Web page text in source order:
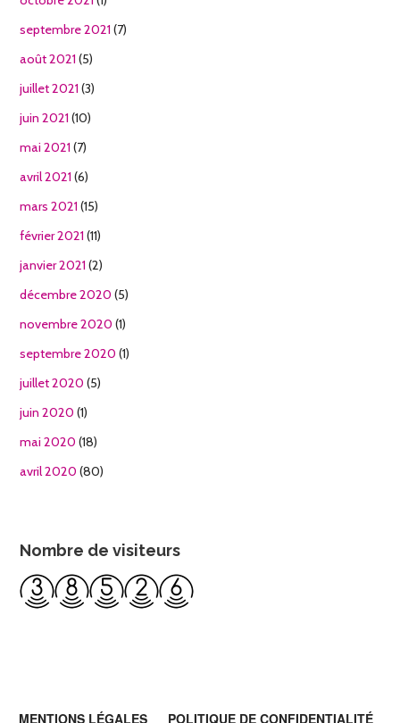
septembre 2021 (7)
août 2021 (5)
juillet 2021 (3)
juin 2021 (10)
mai 2021 (7)
avril 2021 (6)
mars 2021 (15)
février 2021 (11)
janvier 2021 (2)
décembre 2020 (5)
novembre 2020 (1)
septembre 2020 (1)
juillet 2020 (5)
juin 2020 (1)
mai 2020 (18)
avril 2020 (80)
Nombre de visiteurs
MENTIONS LÉGALES POLITIQUE DE CONFIDENTIALITÉ